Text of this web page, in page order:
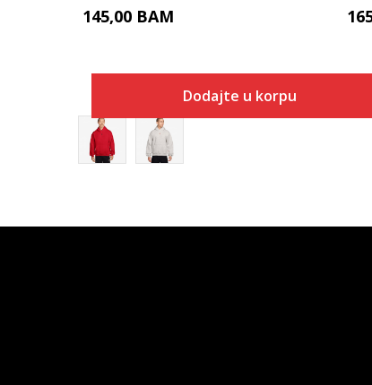
145,00 BAM
Dodajte u korpu